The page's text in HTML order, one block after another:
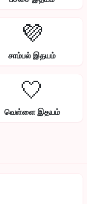
💜
சாம்பல் இதயம்
🤍
வெள்ளை இதயம்